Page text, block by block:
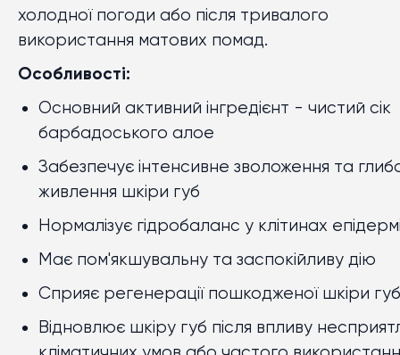
холодної погоди або після тривалого
використання матових помад.
Особливості:
Основний активний інгредієнт - чистий сік
барбадоського алое
Забезпечує інтенсивне зволоження та
живлення шкіри губ
Нормалізує гідробаланс у клітинах
Має пом'якшувальну та заспокійливу дію
Сприяє регенерації пошкодженої шкіри губ
Відновлює шкіру губ після впливу